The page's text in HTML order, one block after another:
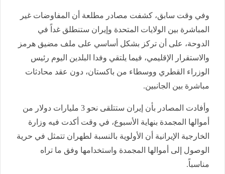
وفي وقت سابق، كشفت مصادر مطلعة أن المفاوضات غير
المباشرة بين الولايات المتحدة وإيران ستنطلق غداً في
الدوحة، على أن تركز بشكل أساسي على ملف مضيق هرمز
والاستقرار الإقليمي، فيما يلتقي وفدا البلدين اليوم رئيس
الوزراء القطري ووسطاء من باكستان، دون عقد محادثات
مباشرة بين الجانبين.
وأفادت المصادر بأن إيران ستتلقى نحو 3 مليارات دولار من
أموالها المجمدة بنهاية الأسبوع، في وقت أكدت فيه وزارة
الخارجية الإيرانية أن الأولوية بالنسبة لطهران تتمثل في حرية
الوصول إلى أموالها المجمدة واستخدامها وفق ما تراه
مناسباً.